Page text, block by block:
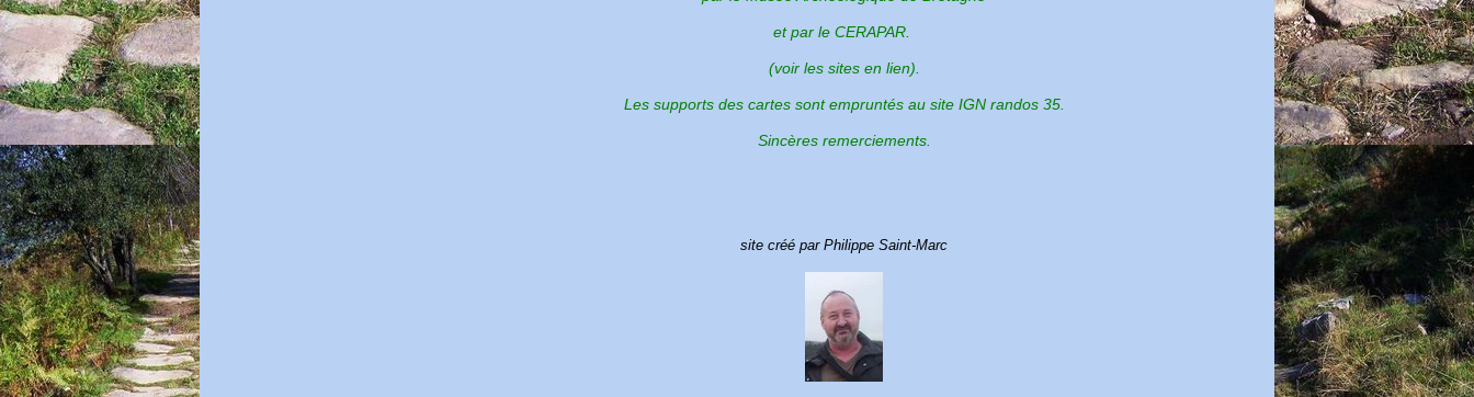
et par le CERAPAR.
(voir les sites en lien).
Les supports des cartes sont empruntés au site IGN randos 35.
Sincères remerciements.
site créé par Philippe Saint-Marc